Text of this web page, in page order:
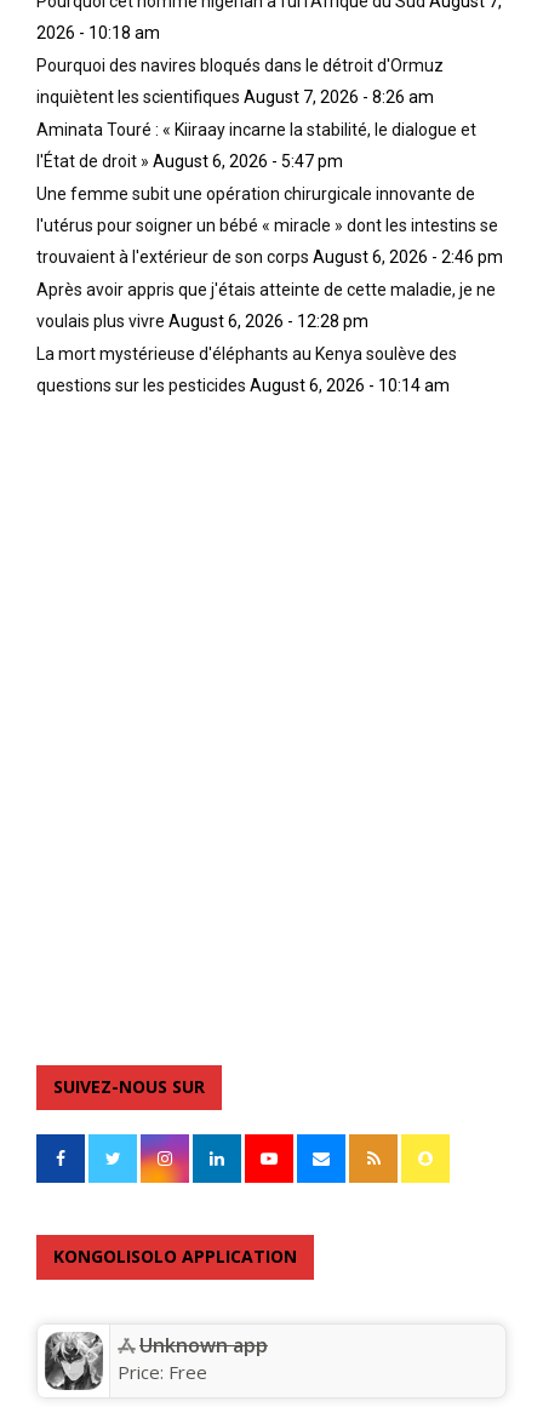
2026 - 10:18 am
Pourquoi des navires bloqués dans le détroit d'Ormuz
inquiètent les scientifiques August 7, 2026 - 8:26 am
Aminata Touré : « Kiiraay incarne la stabilité, le dialogue et
l'État de droit » August 6, 2026 - 5:47 pm
Une femme subit une opération chirurgicale innovante de
l'utérus pour soigner un bébé « miracle » dont les intestins se
trouvaient à l'extérieur de son corps August 6, 2026 - 2:46 pm
Après avoir appris que j'étais atteinte de cette maladie, je ne
voulais plus vivre August 6, 2026 - 12:28 pm
La mort mystérieuse d'éléphants au Kenya soulève des
questions sur les pesticides August 6, 2026 - 10:14 am
SUIVEZ-NOUS SUR
KONGOLISOLO APPLICATION
Unknown app
Price: Free